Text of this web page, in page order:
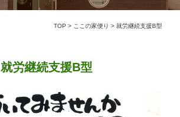
TOP > ここの家便り >就労継続支援B型
就労継続支援B型